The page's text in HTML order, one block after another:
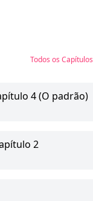
Todos os Capítulos
4 (O padrão)
2